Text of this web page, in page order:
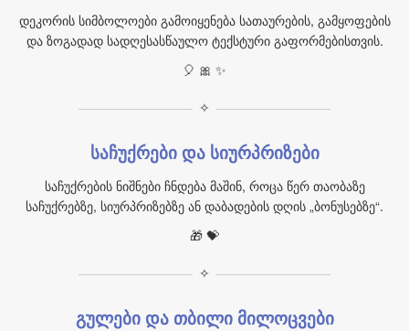
დეკორის სიმბოლოები გამოიყენება სათაურების, გამყოფების
და ზოგადად სადღესასწაულო ტექსტური გაფორმებისთვის.
🎈 🎀 ✨
✧
საჩუქრები და სიურპრიზები
საჩუქრების ნიშნები ჩნდება მაშინ, როცა წერ თაობაზე
საჩუქრებზე, სიურპრიზებზე ან დაბადების დღის „ბონუსებზე“.
🎁 💝
✧
გულები და თბილი მილოცვები